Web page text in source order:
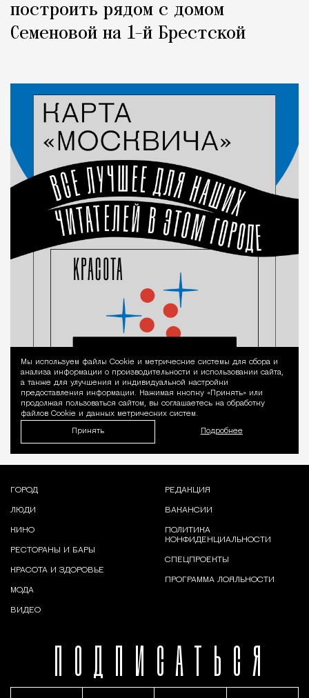
построить рядом с домом
Семеновой на 1-й Брестской
Уведомление
Мы используем файлы Сookie и метрические системы для сбора и
анализа информации о производительности и использовании сайта,
а также для улучшения и индивидуальной настройки
предоставления информации. Нажимая кнопку «Принять» или
продолжая пользоваться сайтом, вы соглашаетесь на обработку
файлов Cookie и данных метрических систем.
Принять Подробнее
ПОДПИСАТЬСЯ
ГОРОД
ЛЮДИ
КИНО
РЕСТОРАНЫ И БАРЫ
КРАСОТА И ЗДОРОВЬЕ
МОДА
ВИДЕО
РЕДАКЦИЯ
ВАКАНСИИ
ПОЛИТИКА
КОНФИДЕНЦИАЛЬНОСТИ
СПЕЦПРОЕКТЫ
ПРОГРАММА ЛОЯЛЬНОСТИ